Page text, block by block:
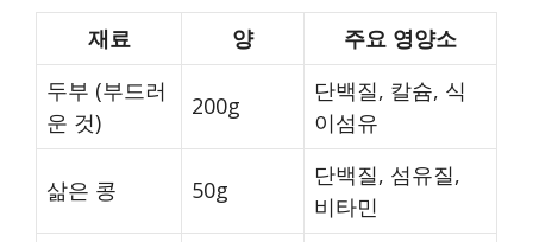
재료 양
주요 영양소
두부 (부드러
운 것)
200g
단백질, 칼슘, 식
이섬유
삶은 콩 50g
단백질, 섬유질,
비타민